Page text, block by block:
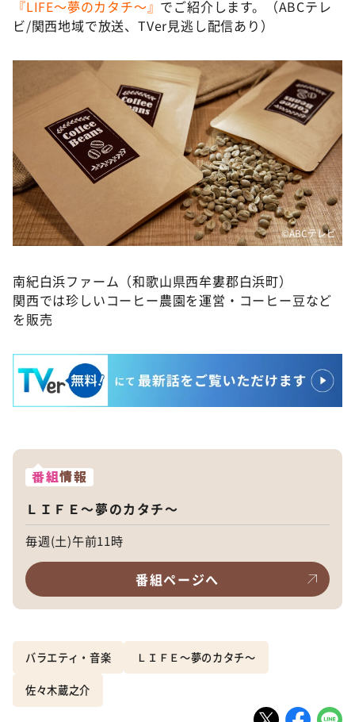
『LIFE～夢のカタチ～』 でご紹介します。（ABCテレ
ビ/関西地域で放送、TVer見逃し配信あり）
©ABCテレビ
南紀白浜ファーム（和歌山県西牟婁郡白浜町）
関西では珍しいコーヒー農園を運営・コーヒー豆など
を販売
番組情報
ＬＩＦＥ～夢のカタチ～
毎週(土)午前11時
番組ページへ
バラエティ・音楽 ＬＩＦＥ～夢のカタチ～
佐々木蔵之介